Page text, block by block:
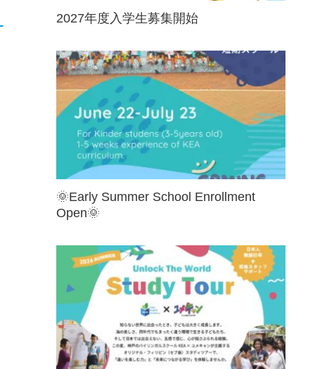
2027年度入学生募集開始
🌞Early Summer School Enrollment
Open🌞